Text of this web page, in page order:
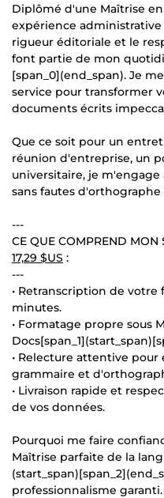
Diplômé d'une Maîtrise
expérience
rigueur éditoriale et le
font partie de mon
[span_0](end_span). Je
service pour transformer
documents écrits
Que ce soit pour un
réunion d'entreprise, un
universitaire, je m'engage
sans fautes
---
CE QUE COMPREND MON
17,29 $US :
---
• Retranscription de votre
minutes.
• Formatage propre sous
• Relecture attentive
grammaire et
• Livraison rapide et
de vos données.
Pourquoi me faire
Maîtrise parfaite de la
professionnalisme garanti.